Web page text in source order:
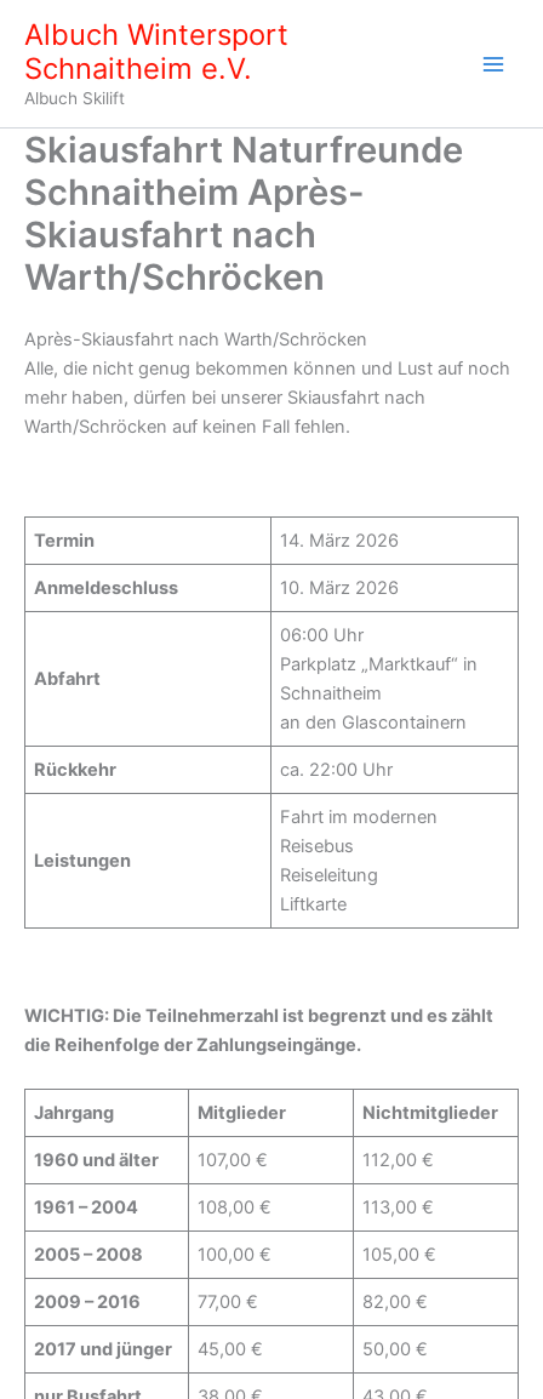
Inhalt
springen
Albuch Wintersport
Schnaitheim e.V.
Albuch Skilift
Skiausfahrt Naturfreunde
Schnaitheim Après-
Skiausfahrt nach
Warth/Schröcken
Après-Skiausfahrt nach Warth/Schröcken
Alle, die nicht genug bekommen können und Lust auf noch
mehr haben, dürfen bei unserer Skiausfahrt nach
Warth/Schröcken auf keinen Fall fehlen.
Termin 14. März 2026
Anmeldeschluss 10. März 2026
Abfahrt
06:00 Uhr
Parkplatz „Marktkauf“ in
Schnaitheim
an den Glascontainern
Rückkehr ca. 22:00 Uhr
Leistungen
Fahrt im modernen
Reisebus
Reiseleitung
Liftkarte
WICHTIG: Die Teilnehmerzahl ist begrenzt und es zählt
die Reihenfolge der Zahlungseingänge.
Jahrgang Mitglieder Nichtmitglieder
1960 und älter 107,00 € 112,00 €
1961 – 2004 108,00 € 113,00 €
2005 – 2008 100,00 € 105,00 €
2009 – 2016 77,00 € 82,00 €
2017 und jünger 45,00 € 50,00 €